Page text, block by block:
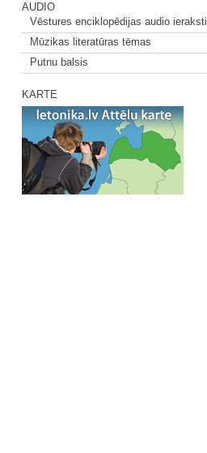
AUDIO
Vēstures enciklopēdijas audio ieraksti
Mūzikas literatūras tēmas
Putnu balsis
KARTE